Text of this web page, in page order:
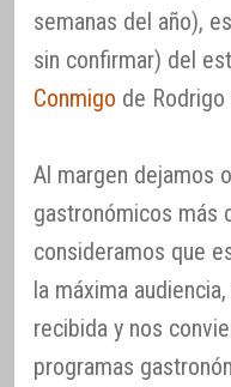
semanas del año),
sin confirmar) del
Conmigo de
Al margen dejamos
gastronómicos más
consideramos que
la máxima
recibida y nos
programas